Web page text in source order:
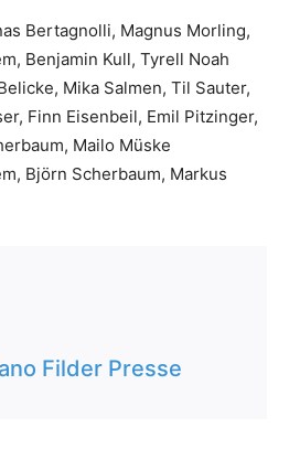
Bertagnolli, Magnus Morling,
Benjamin Kull, Tyrell Noah
Mika Salmen, Til Sauter,
Finn Eisenbeil, Emil Pitzinger,
Mailo Müske
Björn Scherbaum, Markus
Filder Presse